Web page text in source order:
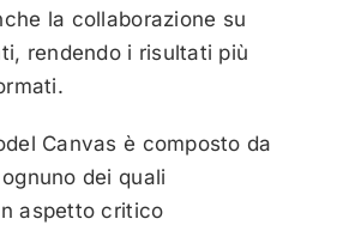
la collaborazione su
rendendo i risultati più
Canvas è composto da
dei quali
aspetto critico